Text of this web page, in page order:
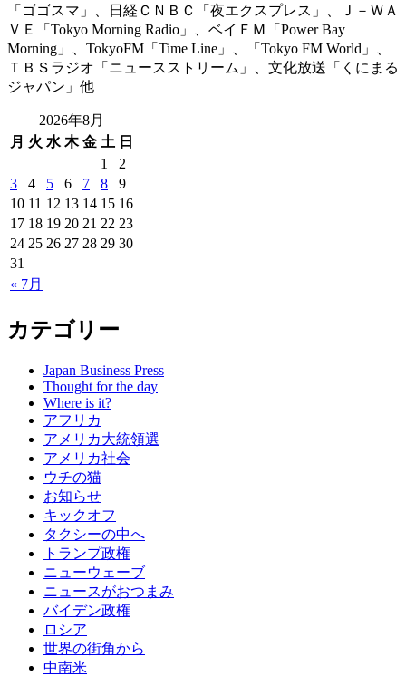
「ゴゴスマ」、日経ＣＮＢＣ「夜エクスプレス」、Ｊ－ＷＡ
ＶＥ「Tokyo Morning Radio」、ベイＦＭ「Power Bay
Morning」、TokyoFM「Time Line」、「Tokyo FM World」、
ＴＢＳラジオ「ニュースストリーム」、文化放送「くにまる
ジャパン」他
2026年8月
月 火 水 木 金 土 日
« 7月
1
2
3
4 5 6 7 8
9
10 11 12 13 14 15 16
17 18 19 20 21 22 23
24 25 26 27 28 29 30
31
カテゴリー
Japan Business Press
Thought for the day
Where is it?
アフリカ
アメリカ大統領選
アメリカ社会
ウチの猫
お知らせ
キックオフ
タクシーの中へ
トランプ政権
ニューウェーブ
ニュースがおつまみ
バイデン政権
ロシア
世界の街角から
中南米